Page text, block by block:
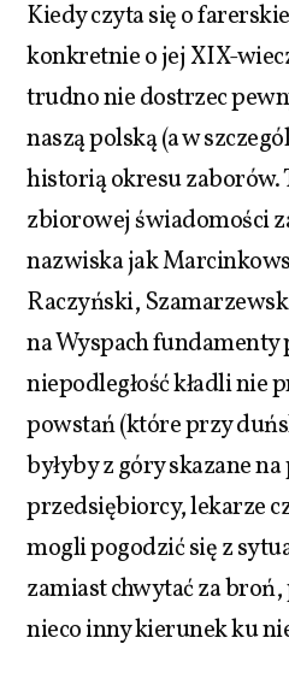
Kiedy czyta się o
konkretnie o jej XIX-
trudno nie dostrzec
naszą polską (a w
historią okresu zaborów.
zbiorowej świadomości
nazwiska jak
Raczyński,
na Wyspach fundamenty
niepodległość kładli nie
powstań (które przy
byłyby z góry skazane
przedsiębiorcy, lekarze
mogli pogodzić się z
zamiast chwytać za
nieco inny kierunek ku